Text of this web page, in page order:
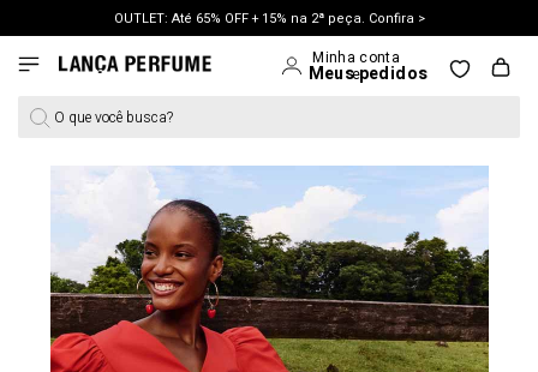
OUTLET: Até 65% OFF + 15% na 2ª peça. Confira >
LANÇAMENTO PRIMAVERA 27. Clique e aproveite.
O que você busca?